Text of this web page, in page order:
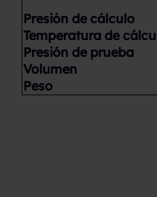
Presión de cálculo
Temperatura de
Presión de prueba
Volumen
Peso